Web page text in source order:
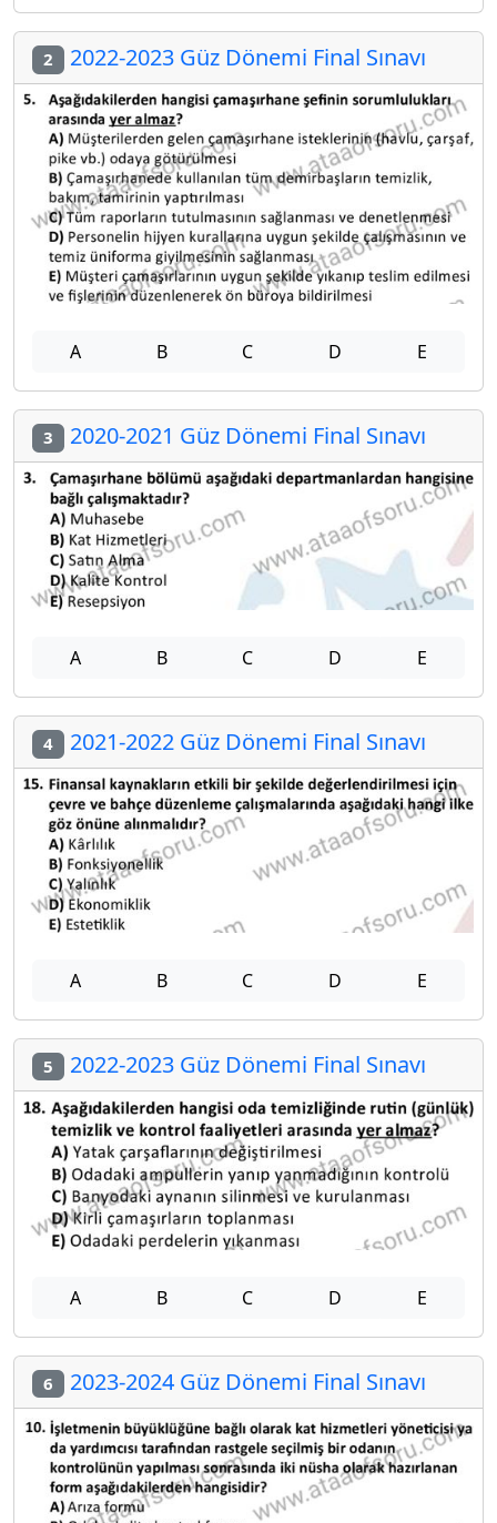
2 2022-2023 Güz Dönemi Final Sınavı
A B C D E
3 2020-2021 Güz Dönemi Final Sınavı
A B C D E
4 2021-2022 Güz Dönemi Final Sınavı
A B C D E
5 2022-2023 Güz Dönemi Final Sınavı
A B C D E
6 2023-2024 Güz Dönemi Final Sınavı